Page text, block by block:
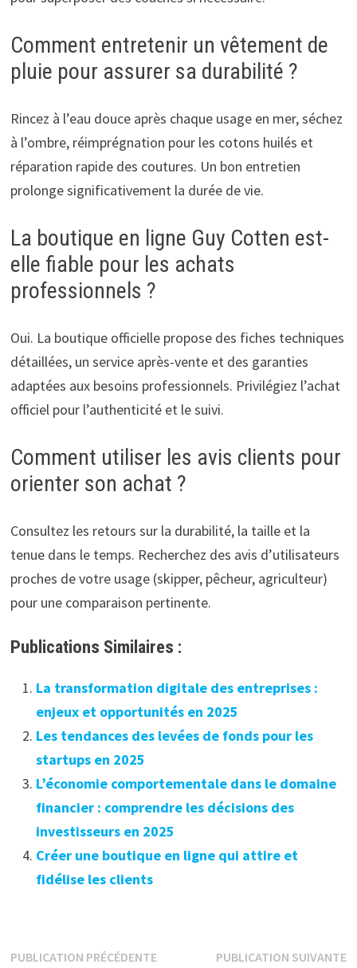
Comment entretenir un vêtement de
pluie pour assurer sa durabilité ?
Rincez à l’eau douce après chaque usage en mer, séchez
à l’ombre, réimprégnation pour les cotons huilés et
réparation rapide des coutures. Un bon entretien
prolonge significativement la durée de vie.
La boutique en ligne Guy Cotten est-
elle fiable pour les achats
professionnels ?
Oui. La boutique officielle propose des fiches techniques
détaillées, un service après-vente et des garanties
adaptées aux besoins professionnels. Privilégiez l’achat
officiel pour l’authenticité et le suivi.
Comment utiliser les avis clients pour
orienter son achat ?
Consultez les retours sur la durabilité, la taille et la
tenue dans le temps. Recherchez des avis d’utilisateurs
proches de votre usage (skipper, pêcheur, agriculteur)
pour une comparaison pertinente.
Publications Similaires :
La transformation digitale des entreprises :
enjeux et opportunités en 2025
Les tendances des levées de fonds pour les
startups en 2025
L’économie comportementale dans le domaine
financier : comprendre les décisions des
investisseurs en 2025
Créer une boutique en ligne qui attire et
fidélise les clients
Navigation
PUBLICATION PRÉCÉDENTEPublicationPUBLICATION SUIVANTE